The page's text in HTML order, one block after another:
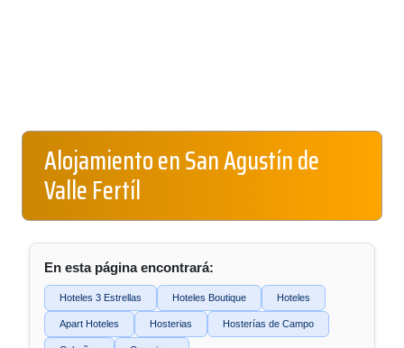
Alojamiento en San Agustín de
Valle Fertíl
En esta página encontrará:
Hoteles 3 Estrellas Hoteles Boutique Hoteles
Apart Hoteles Hosterias Hosterías de Campo